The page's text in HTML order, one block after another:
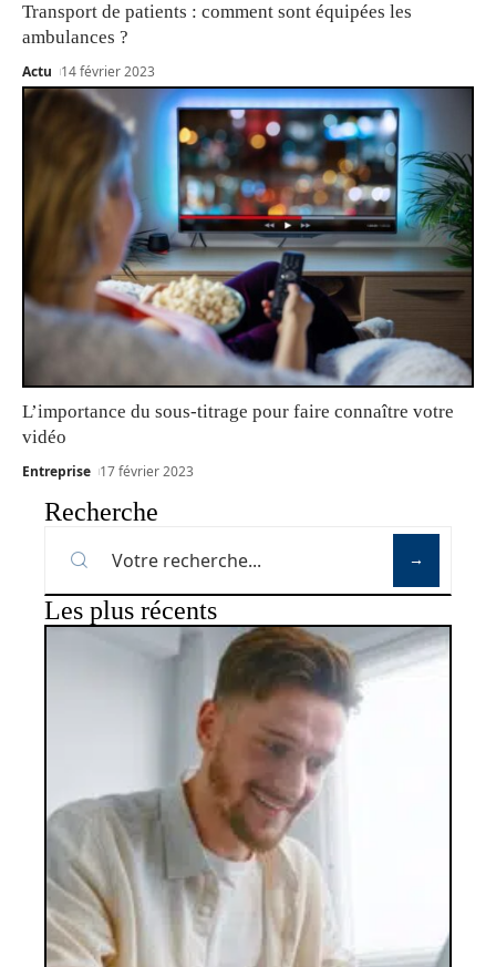
Transport de patients : comment sont équipées les
ambulances ?
Actu 14 février 2023
L’importance du sous-titrage pour faire connaître votre
vidéo
Entreprise 17 février 2023
Recherche
Les plus récents